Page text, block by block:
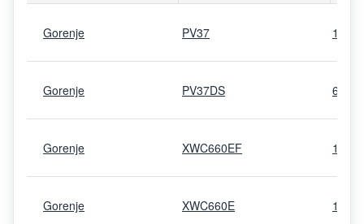
Gorenje PV37
Gorenje PV37DS
Gorenje XWC660EF
Gorenje XWC660E